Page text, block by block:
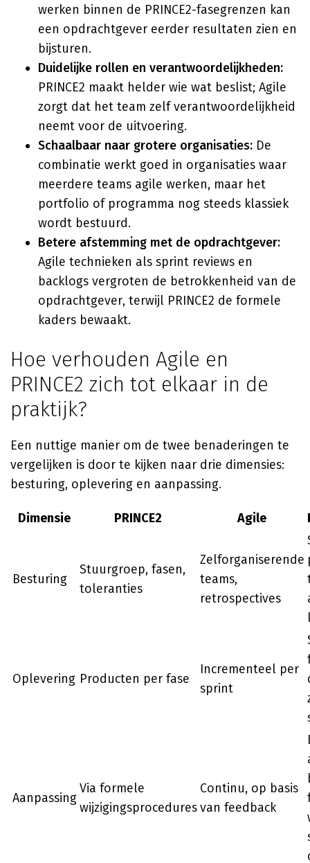
werken binnen de PRINCE2-fasegrenzen kan
een opdrachtgever eerder resultaten zien en
bijsturen.
Duidelijke rollen en verantwoordelijkheden:
PRINCE2 maakt helder wie wat beslist; Agile
zorgt dat het team zelf verantwoordelijkheid
neemt voor de uitvoering.
Schaalbaar naar grotere organisaties: De
combinatie werkt goed in organisaties waar
meerdere teams agile werken, maar het
portfolio of programma nog steeds klassiek
wordt bestuurd.
Betere afstemming met de opdrachtgever:
Agile technieken als sprint reviews en
backlogs vergroten de betrokkenheid van de
opdrachtgever, terwijl PRINCE2 de formele
kaders bewaakt.
Hoe verhouden Agile en
PRINCE2 zich tot elkaar in de
praktijk?
Een nuttige manier om de twee benaderingen te
vergelijken is door te kijken naar drie dimensies:
besturing, oplevering en aanpassing.
Dimensie PRINCE2 Agile
Besturing
Stuurgroep, fasen,
toleranties
Zelforganiserende
teams,
retrospectives
Oplevering Producten per fase
Incrementeel per
sprint
Aanpassing
Via formele
wijzigingsprocedures
Continu, op basis
van feedback